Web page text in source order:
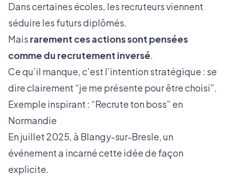
Dans certaines écoles, les recruteurs viennent
séduire les futurs diplômés.
Mais rarement ces actions sont pensées
comme du recrutement inversé.
Ce qu’il manque, c’est l’intention stratégique : se
dire clairement “je me présente pour être choisi”.
Exemple inspirant : “Recrute ton boss” en
Normandie
En juillet 2025, à Blangy-sur-Bresle, un
événement a incarné cette idée de façon
explicite.